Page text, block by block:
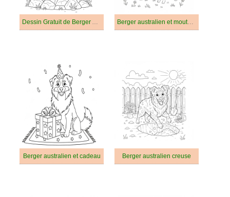
Dessin Gratuit de Berger Australien Berger australien et moutons
Berger australien et cadeau Berger australien creuse